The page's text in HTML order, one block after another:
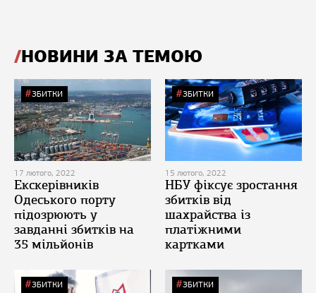
НОВИНИ ЗА ТЕМОЮ
ЗБИТКИ
17 лютого, 2022
Екскерівників
Одеського порту
підозрюють у
завданні збитків на
35 мільйонів
ЗБИТКИ
15 лютого, 2022
НБУ фіксує зростання
збитків від
шахрайства із
платіжними
картками
ЗБИТКИ ЗБИТКИ